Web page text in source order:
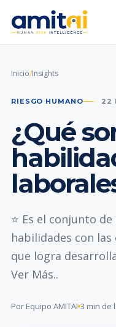
Inicio/Insights
RIESGO HUMANO 22
¿Qué
⭐ Es el conjunto
habilidades con
que logra
Ver Más..
Por Equipo AMITAI 3 min de